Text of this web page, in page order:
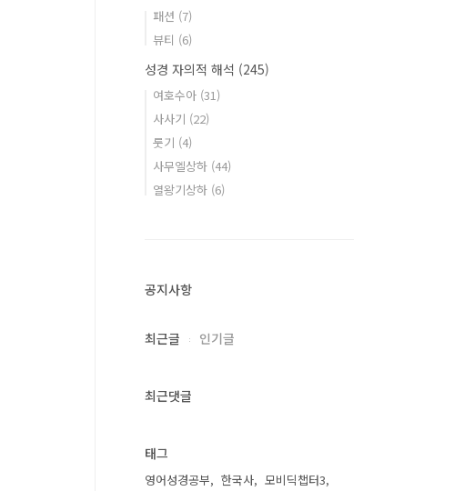
패션 (7)
뷰티 (6)
성경 자의적 해석 (245)
여호수아 (31)
사사기 (22)
룻기 (4)
사무엘상하 (44)
열왕기상하 (6)
공지사항
최근글 인기글
최근댓글
태그
영어성경공부 한국사
모비딕챕터3